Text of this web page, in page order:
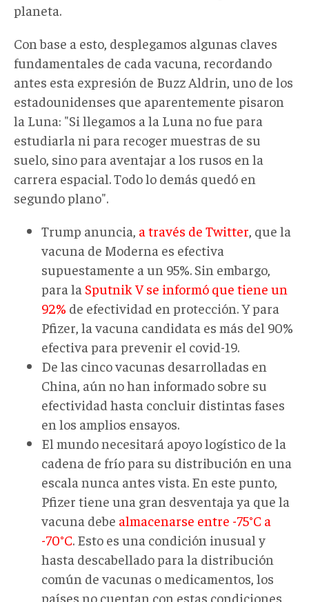
planeta.
Con base a esto, desplegamos algunas claves
fundamentales de cada vacuna, recordando
antes esta expresión de Buzz Aldrin, uno de los
estadounidenses que aparentemente pisaron
la Luna: "Si llegamos a la Luna no fue para
estudiarla ni para recoger muestras de su
suelo, sino para aventajar a los rusos en la
carrera espacial. Todo lo demás quedó en
segundo plano".
Trump anuncia, a través de Twitter , que la
vacuna de Moderna es efectiva
supuestamente a un 95%. Sin embargo,
para la Sputnik V se informó que tiene un
92% de efectividad en protección. Y para
Pfizer, la vacuna candidata es más del 90%
efectiva para prevenir el covid-19.
De las cinco vacunas desarrolladas en
China, aún no han informado sobre su
efectividad hasta concluir distintas fases
en los amplios ensayos.
El mundo necesitará apoyo logístico de la
cadena de frío para su distribución en una
escala nunca antes vista. En este punto,
Pfizer tiene una gran desventaja ya que la
vacuna debe almacenarse entre -75°C a
-70°C. Esto es una condición inusual y
hasta descabellado para la distribución
común de vacunas o medicamentos, los
países no cuentan con estas condiciones